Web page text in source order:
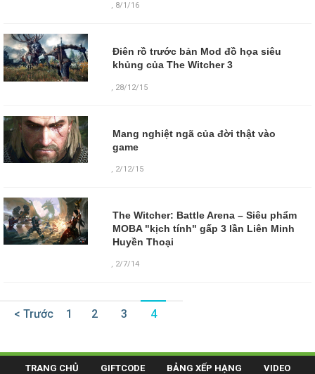
, 8/1/16
Điên rồ trước bản Mod đồ họa siêu
khủng của The Witcher 3
28/12/15
Mang nghiệt ngã của đời thật vào
game
, 2/12/15
The Witcher: Battle Arena – Siêu phẩm
MOBA "kịch tính" gấp 3 lần Liên Minh
Huyền Thoại
, 2/7/14
< Trước 1 2 3 4
TRANG CHỦ GIFTCODE BẢNG XẾP HẠNG VIDEO